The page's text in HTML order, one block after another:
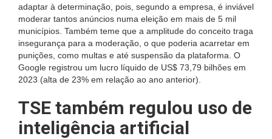
adaptar à determinação, pois, segundo a empresa, é inviável
moderar tantos anúncios numa eleição em mais de 5 mil
municípios. Também teme que a amplitude do conceito traga
insegurança para a moderação, o que poderia acarretar em
punições, como multas e até suspensão da plataforma. O
Google registrou um lucro líquido de US$ 73,79 bilhões em
2023 (alta de 23% em relação ao ano anterior).
TSE também regulou uso de
inteligência artificial